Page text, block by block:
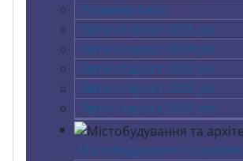
Правова база
Звіти старост 2025 рік
Звіти старост 2024 рік
Звіти старост 2023 рік
Звіти старост 2022 рік
Звіти старост 2021 рік
Містобудування та